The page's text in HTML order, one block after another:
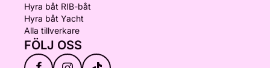
Hyra båt RIB-båt
Hyra båt Yacht
Alla tillverkare
FÖLJ OSS